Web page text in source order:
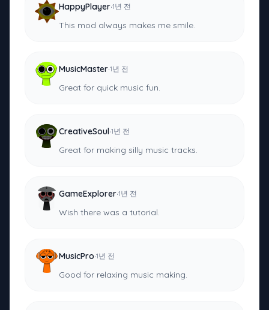
HappyPlayer·1년 전
This mod always makes me smile.
MusicMaster·1년 전
Great for quick music fun.
CreativeSoul·1년 전
Great for making silly music tracks.
GameExplorer·1년 전
Wish there was a tutorial.
MusicPro·1년 전
Good for relaxing music making.